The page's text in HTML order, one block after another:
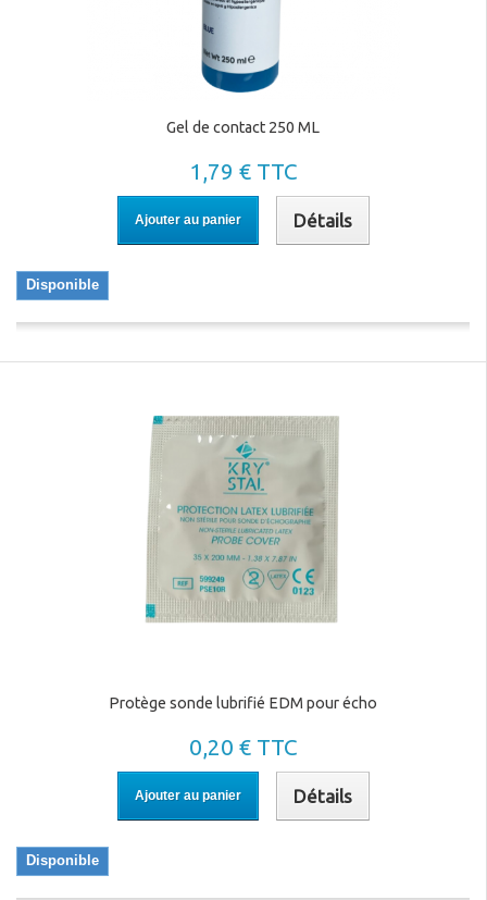
Gel de contact 250 ML
1,79 € TTC
Ajouter au panier Détails
Disponible
Protège sonde lubrifié EDM pour écho
0,20 € TTC
Ajouter au panier Détails
Disponible